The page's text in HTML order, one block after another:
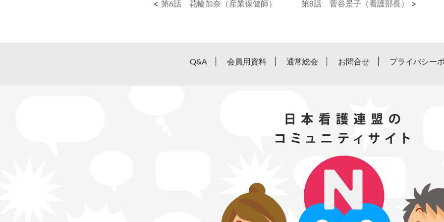
< 第6話 花輪加奈（産業保健師） 第8話 菅谷景子（看護部長） >
Q&A 会員用資料 通常総会 お問合せ プライバシー